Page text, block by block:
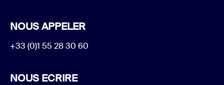
NOUS APPELER
+33 (0)1 55 28 30 60
NOUS ECRIRE